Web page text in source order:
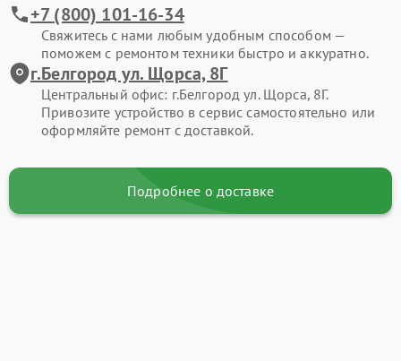
+7 (800) 101-16-34
Свяжитесь с нами любым удобным способом —
поможем с ремонтом техники быстро и аккуратно.
г.Белгород ул. Щорса, 8Г
Центральный офис: г.Белгород ул. Щорса, 8Г.
Привозите устройство в сервис самостоятельно или
оформляйте ремонт с доставкой.
Подробнее о доставке